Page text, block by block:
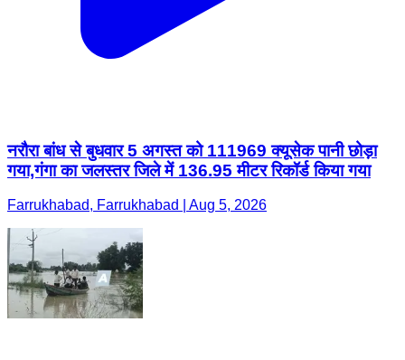
नरौरा बांध से बुधवार 5 अगस्त को 111969 क्यूसेक पानी छोड़ा
गया,गंगा का जलस्तर जिले में 136.95 मीटर रिकॉर्ड किया गया
Farrukhabad, Farrukhabad | Aug 5, 2026